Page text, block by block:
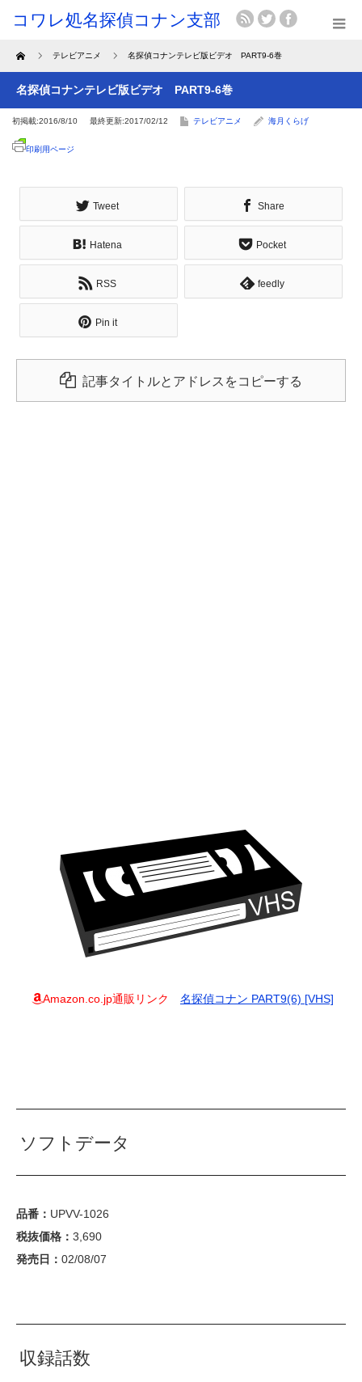
Home テレビアニメ 名探偵コナンテレビ版ビデオ PART9-6巻
名探偵コナンテレビ版ビデオ PART9-6巻
初掲載:2016/8/10 最終更新:2017/02/12 テレビアニメ 海月くらげ
印刷用ページ
Tweet Share
Hatena Pocket
RSS feedly
Pin it
記事タイトルとアドレスをコピーする
Amazon.co.jp通販リンク 名探偵コナン PART9(6) [VHS]
ソフトデータ
品番： UPVV-1026
税抜価格： 3,690
発売日： 02/08/07
収録話数